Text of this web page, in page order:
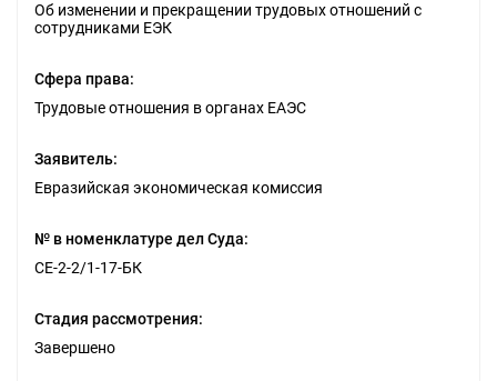
Об изменении и прекращении трудовых отношений с
сотрудниками ЕЭК
Сфера права:
Трудовые отношения в органах ЕАЭС
Заявитель:
Евразийская экономическая комиссия
№ в номенклатуре дел Суда:
СЕ-2-2/1-17-БК
Стадия рассмотрения:
Завершено